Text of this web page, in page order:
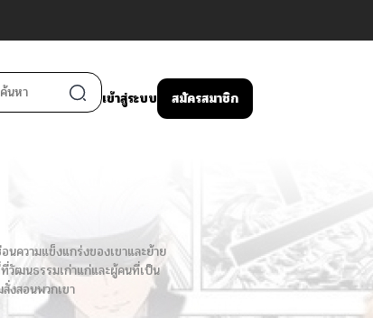
เข้าสู่ระบบ สมัครสมาชิก
ความแข็งแกร่งของเขาและย้าย
วัฒนธรรมเก่าแก่และผู้คนที่เป็น
งสอนพวกเขา